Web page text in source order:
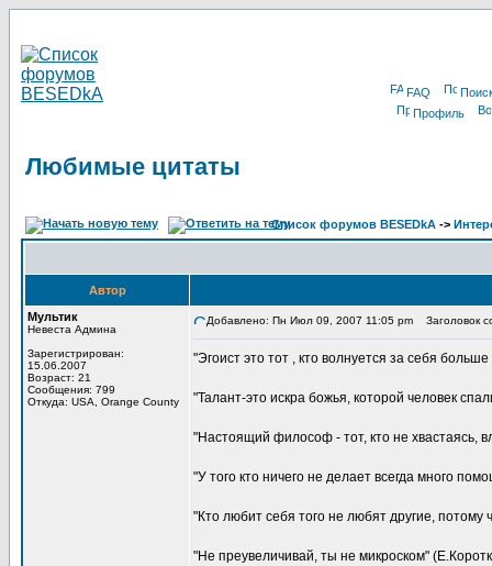
FAQ
Профиль
Любимые цитаты
Список форумов BESEDkA ->
Автор
Мультик
Невеста Админа
Зарегистрирован:
15.06.2007
Возраст: 21
Сообщения: 799
Откуда: USA, Orange County
Добавлено: Пн Июл 09, 2007 11:05 pm Заголовок
"Эгоист это тот , кто волнуется за себя
"Талант-это искра божья, которой человек
"Настоящий философ - тот, кто не хвастаясь,
"У того кто ничего не делает всегда много
"Кто любит себя того не любят другие, потому
"Не преувеличивай, ты не микроском"